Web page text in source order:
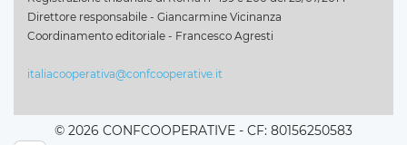
Direttore responsabile - Giancarmine Vicinanza
Coordinamento editoriale - Francesco Agresti
italiacooperativa@confcooperative.it
© 2026 CONFCOOPERATIVE - CF: 80156250583